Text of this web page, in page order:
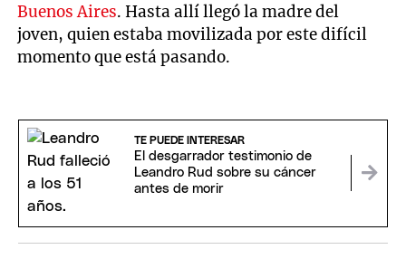
Buenos Aires. Hasta allí llegó la madre del
joven, quien estaba movilizada por este difícil
momento que está pasando.
TE PUEDE INTERESAR
El desgarrador testimonio de
Leandro Rud sobre su cáncer
antes de morir